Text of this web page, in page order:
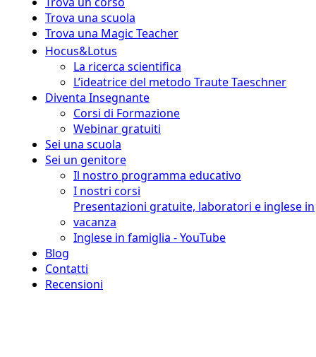
Trova una scuola
Trova una Magic Teacher
Hocus&Lotus
La ricerca scientifica
L’ideatrice del metodo Traute Taeschner
Diventa Insegnante
Corsi di Formazione
Webinar gratuiti
Sei una scuola
Sei un genitore
Il nostro programma educativo
I nostri corsi
Presentazioni gratuite, laboratori e inglese in
vacanza
Inglese in famiglia - YouTube
Blog
Contatti
Recensioni